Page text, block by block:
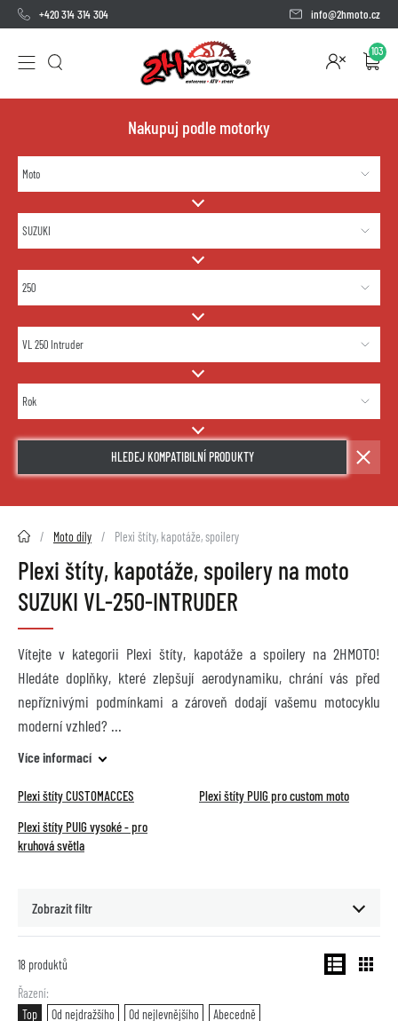
+420 314 314 304 info@2hmoto.cz
103
Nakupuj podle motorky
HLEDEJ KOMPATIBILNÍ PRODUKTY
2HMOTO.cz Moto díly Plexi štíty, kapotáže, spoilery
Plexi štíty, kapotáže, spoilery na moto
SUZUKI VL-250-INTRUDER
Vítejte v kategorii Plexi štíty, kapotáže a spoilery na 2HMOTO!
Hledáte doplňky, které zlepšují aerodynamiku, chrání vás před
nepříznivými podmínkami a zároveň dodají vašemu motocyklu
moderní vzhled?
Více informací
Plexi štíty CUSTOMACCES
Plexi štíty PUIG pro custom moto
Plexi štíty PUIG vysoké - pro
kruhová světla
Zobrazit filtr
18 produktů
Řazení
Top
Od nejdražšího Od nejlevnějšího Abecedně